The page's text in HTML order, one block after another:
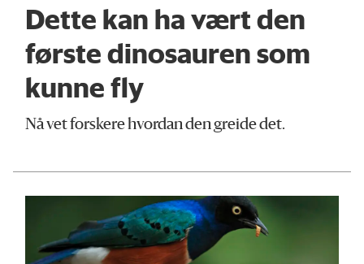
Dette kan ha vært den
første dinosauren som
kunne fly
Nå vet forskere hvordan den greide det.